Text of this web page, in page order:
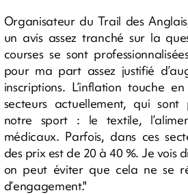
Organisateur du Trail des
un avis assez tranché sur la
courses se sont
pour ma part assez justifié
inscriptions. L’inflation touche
secteurs actuellement, qui
notre sport : le textile,
médicaux. Parfois, dans ces
des prix est de 20 à 40 %. Je vois
on peut éviter que cela ne se
d’engagement."